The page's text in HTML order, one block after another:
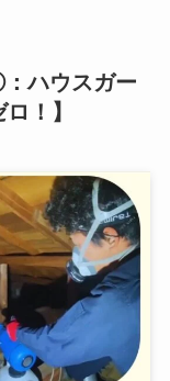
ハウスガー
！】